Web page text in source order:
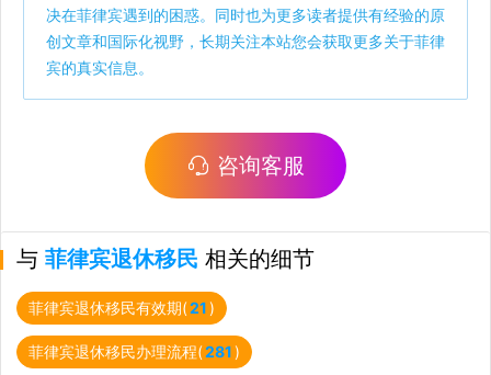
决在菲律宾遇到的困惑。同时也为更多读者提供有经验的原
创文章和国际化视野，长期关注本站您会获取更多关于菲律
宾的真实信息。
咨询客服
与 菲律宾退休移民 相关的细节
菲律宾退休移民有效期(21)
菲律宾退休移民办理流程(281)